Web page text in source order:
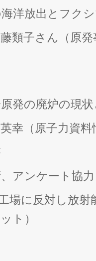
洋放出とフク
ん（原発事
発の廃炉の現
子力資料情
アンケート協力
場に反対し放
ト）